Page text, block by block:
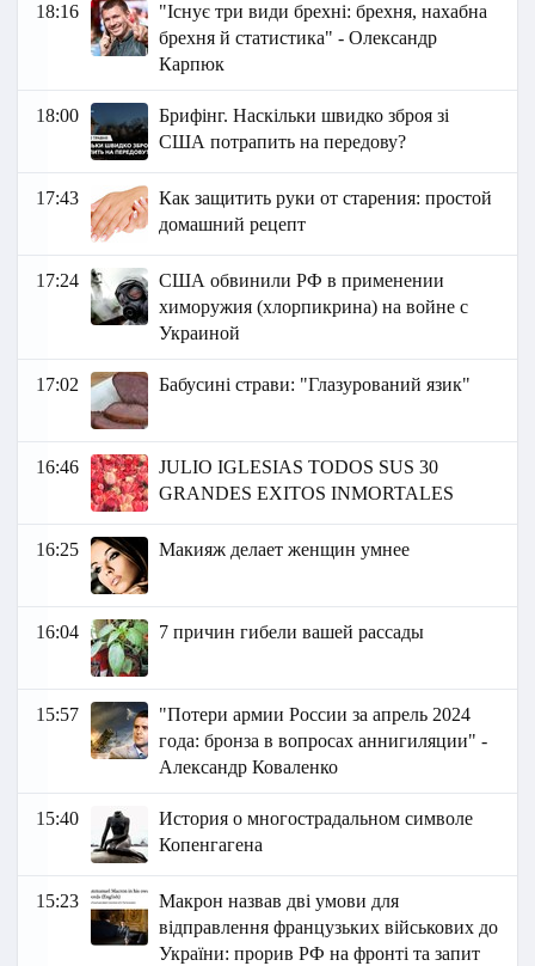
18:16
"Існує три види брехні: брехня, нахабна
брехня й статистика" - Олександр
Карпюк
18:00
Брифінг. Наскільки швидко зброя зі
США потрапить на передову?
17:43
Как защитить руки от старения: простой
домашний рецепт
17:24
США обвинили РФ в применении
химоружия (хлорпикрина) на войне с
Украиной
17:02 Бабусині страви: "Глазурований язик"
16:46
JULIO IGLESIAS TODOS SUS 30
GRANDES EXITOS INMORTALES
16:25 Макияж делает женщин умнее
16:04 7 причин гибели вашей рассады
15:57
"Потери армии России за апрель 2024
года: бронза в вопросах аннигиляции" -
Александр Коваленко
15:40
История о многострадальном символе
Копенгагена
15:23
Макрон назвав дві умови для
відправлення французьких військових до
України: прорив РФ на фронті та запит